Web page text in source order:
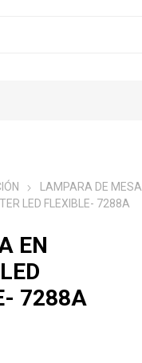
LAMPARA DE MESA
LED FLEXIBLE- 7288A
EN
7288A